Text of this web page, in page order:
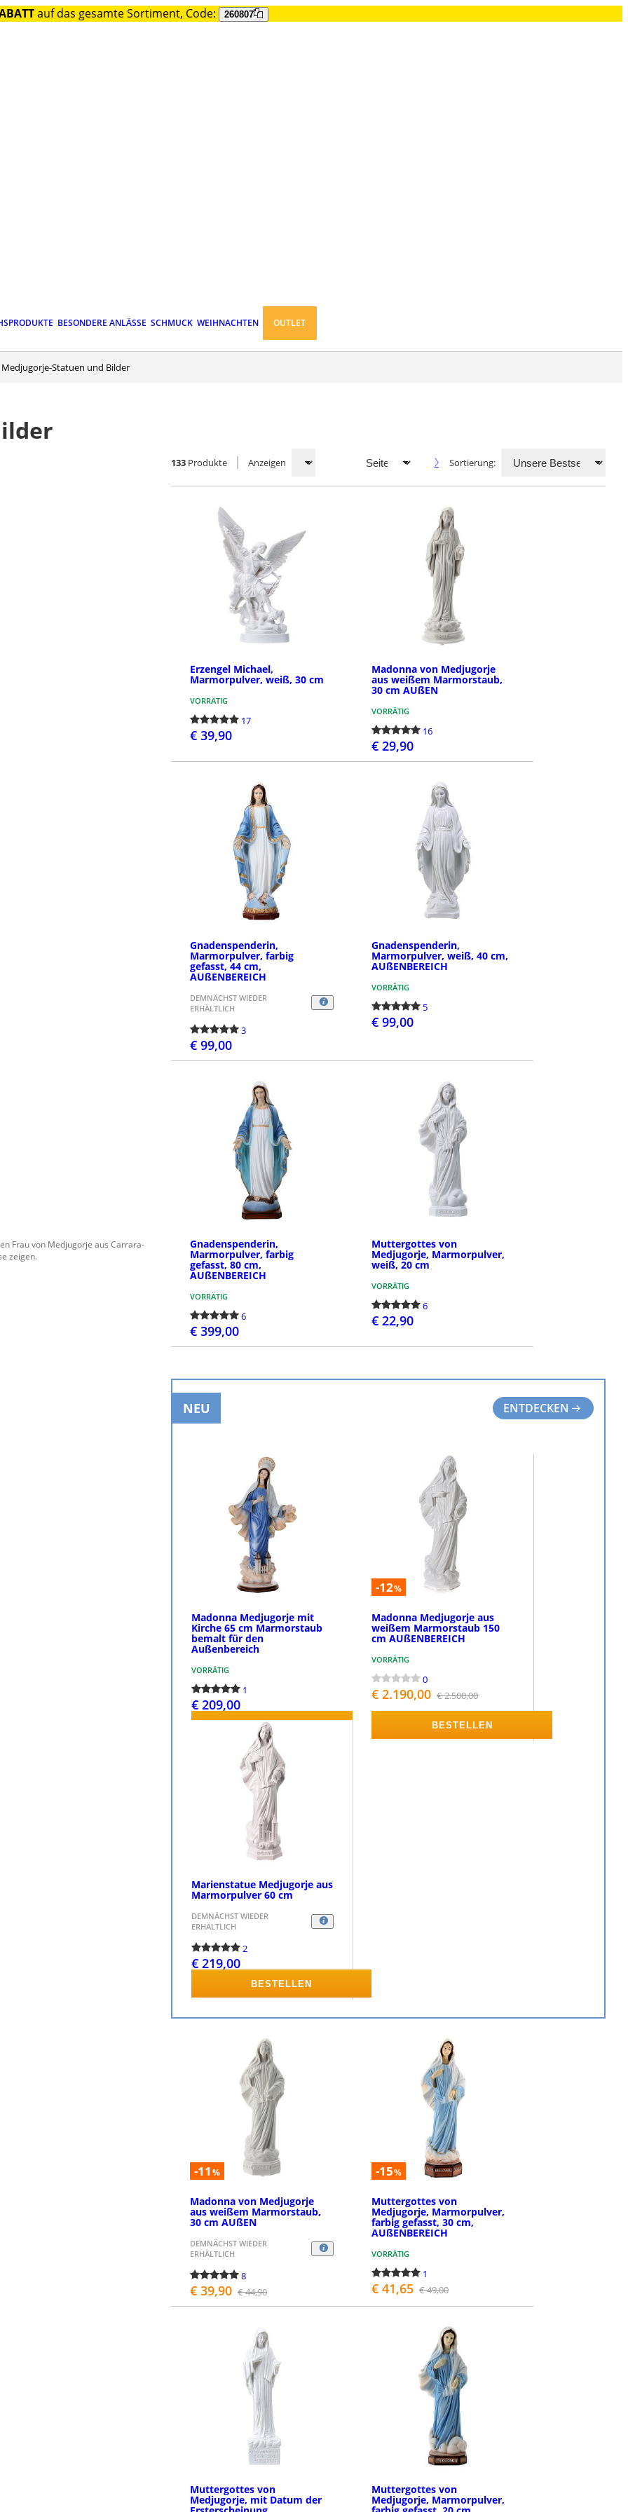
auf das gesamte Sortiment, Code: 260807
BESONDERE ANLÄSSE SCHMUCK WEIHNACHTEN OUTLET
Medjugorje-Statuen und Bilder
Frau von Medjugorje aus Carrara-
zeigen.
133 Produkte Anzeigen Sortierung:
Erzengel Michael,
Marmorpulver, weiß, 30 cm
VORRÄTIG
17
€ 39,90
Madonna von Medjugorje
aus weißem Marmorstaub,
30 cm AUßEN
VORRÄTIG
16
€ 29,90
Gnadenspenderin,
Marmorpulver, farbig
gefasst, 44 cm,
AUßENBEREICH
DEMNÄCHST WIEDER
ERHÄLTLICH
3
€ 99,00
Gnadenspenderin,
Marmorpulver, weiß, 40 cm,
AUßENBEREICH
VORRÄTIG
5
€ 99,00
Gnadenspenderin,
Marmorpulver, farbig
gefasst, 80 cm,
AUßENBEREICH
VORRÄTIG
6
€ 399,00
Muttergottes von
Medjugorje, Marmorpulver,
weiß, 20 cm
VORRÄTIG
6
€ 22,90
NEU ENTDECKEN
Madonna Medjugorje mit
Kirche 65 cm Marmorstaub
bemalt für den
Außenbereich
VORRÄTIG
1
€ 209,00
BESTELLEN
-12%
Madonna Medjugorje aus
weißem Marmorstaub 150
cm AUßENBEREICH
VORRÄTIG
0
€ 2.190,00 € 2.500,00
BESTELLEN
Marienstatue Medjugorje aus
Marmorpulver 60 cm
DEMNÄCHST WIEDER
ERHÄLTLICH
2
€ 219,00
BESTELLEN
-11 %
Madonna von Medjugorje
aus weißem Marmorstaub,
30 cm AUßEN
DEMNÄCHST WIEDER
ERHÄLTLICH
8
€ 39,90 € 44,90
-15%
Muttergottes von
Medjugorje, Marmorpulver,
farbig gefasst, 30 cm,
AUßENBEREICH
VORRÄTIG
1
€ 41,65 € 49,00
Muttergottes von
Medjugorje, mit Datum der
Muttergottes von
Medjugorje, Marmorpulver,